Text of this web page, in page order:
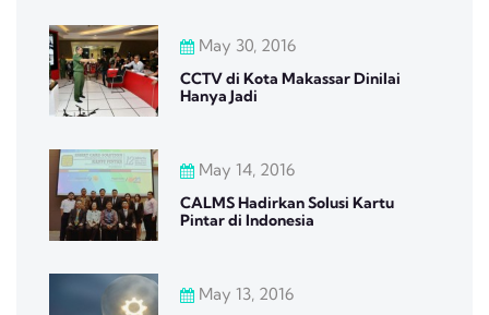
May 30, 2016
CCTV di Kota Makassar Dinilai
Hanya Jadi
May 14, 2016
CALMS Hadirkan Solusi Kartu
Pintar di Indonesia
May 13, 2016